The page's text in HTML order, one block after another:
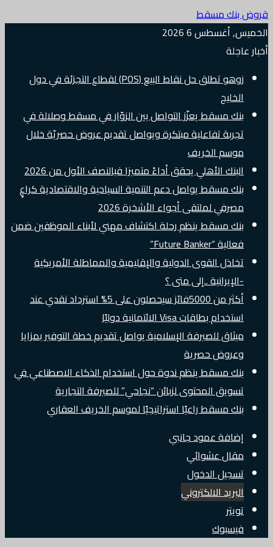
قروض بنك مسقط
الخميس, أغسطس 6 2026
أخبار عاجلة
زوهو تطلق حل نقاط البيع (POS) لقطاع التجزئة في دول
الخليج
بنك مسقط يعزّز التواصل بين الزوّار في مسقط وصلالة في
تجربة تفاعلية مبتكرة ويواصل تقديم عروض حصريّة خلال
موسم الخريف
البنك الأهلي يحقق أداءً متميزا فيالنصف الأول من 2026
بنك مسقط يواصل دعم التنمية السياحية والاقتصادية كراعٍ
مصرفي لملتقى أجواء الأشخرة 2026
بنك مسقط ينظم رحلة اكتشاف مهني لأبناء الموظفين ضمن
فعالية “Future Banker”
تخاذل القوى الدولية والإقليمية والمماطلة الأمريكية
-الإيرانية ..إلى متى ؟
أكثر من 5000فائز سيحصلون على 5% استرداد نقدي عند
استخدام بطاقات Visa الائتمانية دوليًا
ميثاق للصيرفة الإسلامية يواصل تقديم خطة التوفير بمزايا
وعروض حصرية
بنك مسقط ينظم ندوة حول استخدام الذكاء الاصطناعي في
تسويق المحتوى لزبائن “نجاحي” للصيرفة التجارية
بنك مسقط راعيًا استراتيجيًا لموسم الخريف العقاري
إضافة عمود جانبي
مقال عشوائي
تسجيل الدخول
البريد الالكتروني
تويتر
فيسبوك